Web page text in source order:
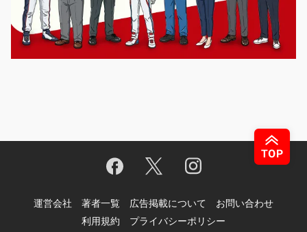
運営会社 著者一覧 広告掲載について
お問い合わせ
利用規約
プライバシーポリシー